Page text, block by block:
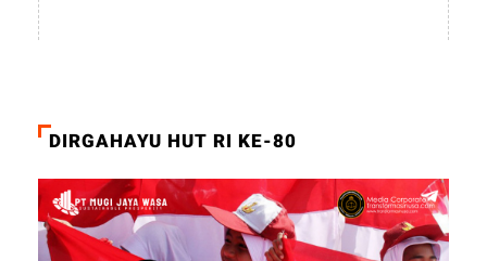
DIRGAHAYU HUT RI KE-80